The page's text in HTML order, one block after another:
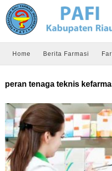
Home Berita Farmasi
peran tenaga teknis